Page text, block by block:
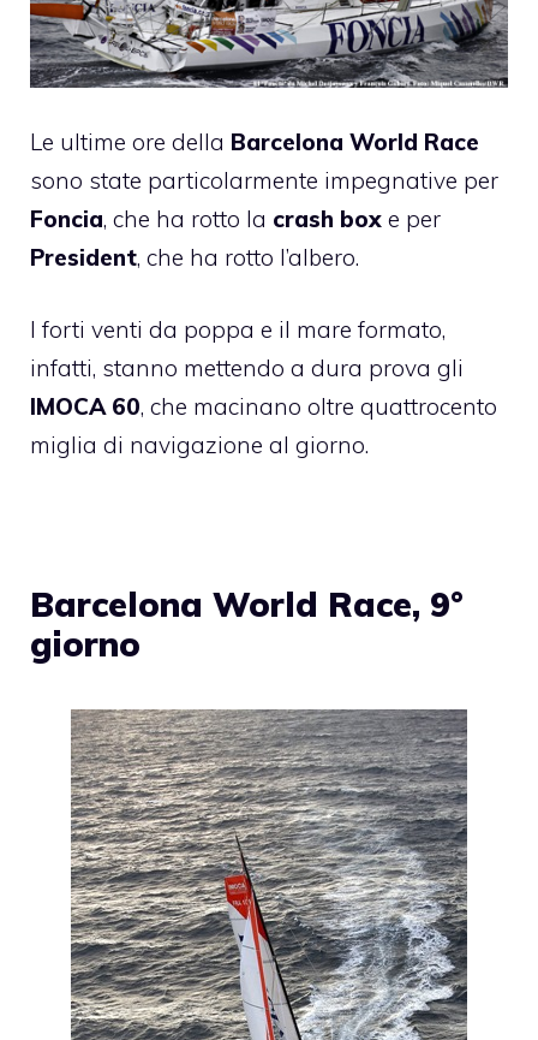
Le ultime ore della Barcelona World Race
sono state particolarmente impegnative per
Foncia, che ha rotto la crash box e per
President, che ha rotto l’albero.
I forti venti da poppa e il mare formato,
infatti, stanno mettendo a dura prova gli
IMOCA 60, che macinano oltre quattrocento
miglia di navigazione al giorno.
Barcelona World Race, 9°
giorno